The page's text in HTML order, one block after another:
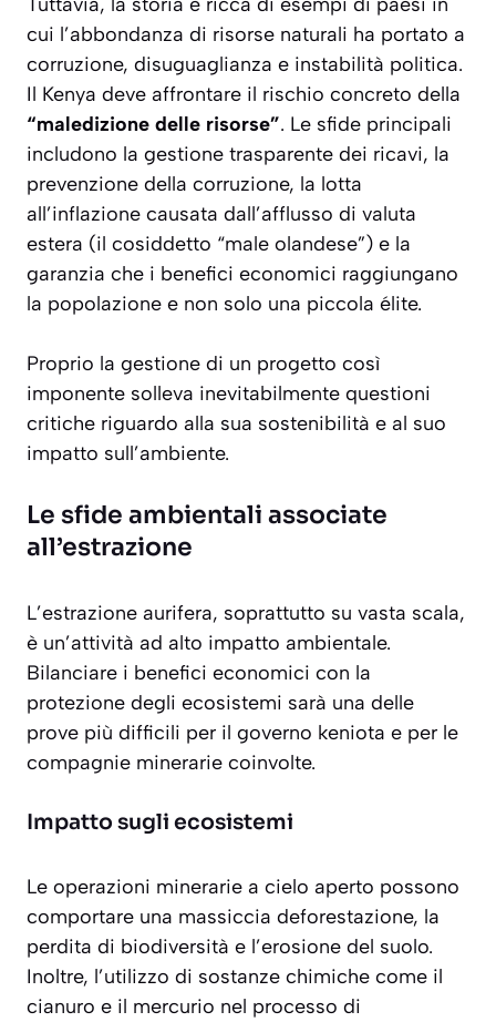
cui l’abbondanza di risorse naturali ha portato a
corruzione, disuguaglianza e instabilità politica.
Il Kenya deve affrontare il rischio concreto della
“maledizione delle risorse”. Le sfide principali
includono la gestione trasparente dei ricavi, la
prevenzione della corruzione, la lotta
all’inflazione causata dall’afflusso di valuta
estera (il cosiddetto “male olandese”) e la
garanzia che i benefici economici raggiungano
la popolazione e non solo una piccola élite.
Proprio la gestione di un progetto così
imponente solleva inevitabilmente questioni
critiche riguardo alla sua sostenibilità e al suo
impatto sull’ambiente.
Le sfide ambientali associate
all’estrazione
L’estrazione aurifera, soprattutto su vasta scala,
è un’attività ad alto impatto ambientale.
Bilanciare i benefici economici con la
protezione degli ecosistemi sarà una delle
prove più difficili per il governo keniota e per le
compagnie minerarie coinvolte.
Impatto sugli ecosistemi
Le operazioni minerarie a cielo aperto possono
comportare una massiccia deforestazione, la
perdita di biodiversità e l’erosione del suolo.
Inoltre, l’utilizzo di sostanze chimiche come il
cianuro e il mercurio nel processo di